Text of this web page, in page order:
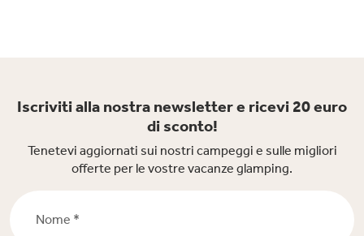
Iscriviti alla nostra newsletter e ricevi 20 euro
di sconto!
Tenetevi aggiornati sui nostri campeggi e sulle migliori
offerte per le vostre vacanze glamping.